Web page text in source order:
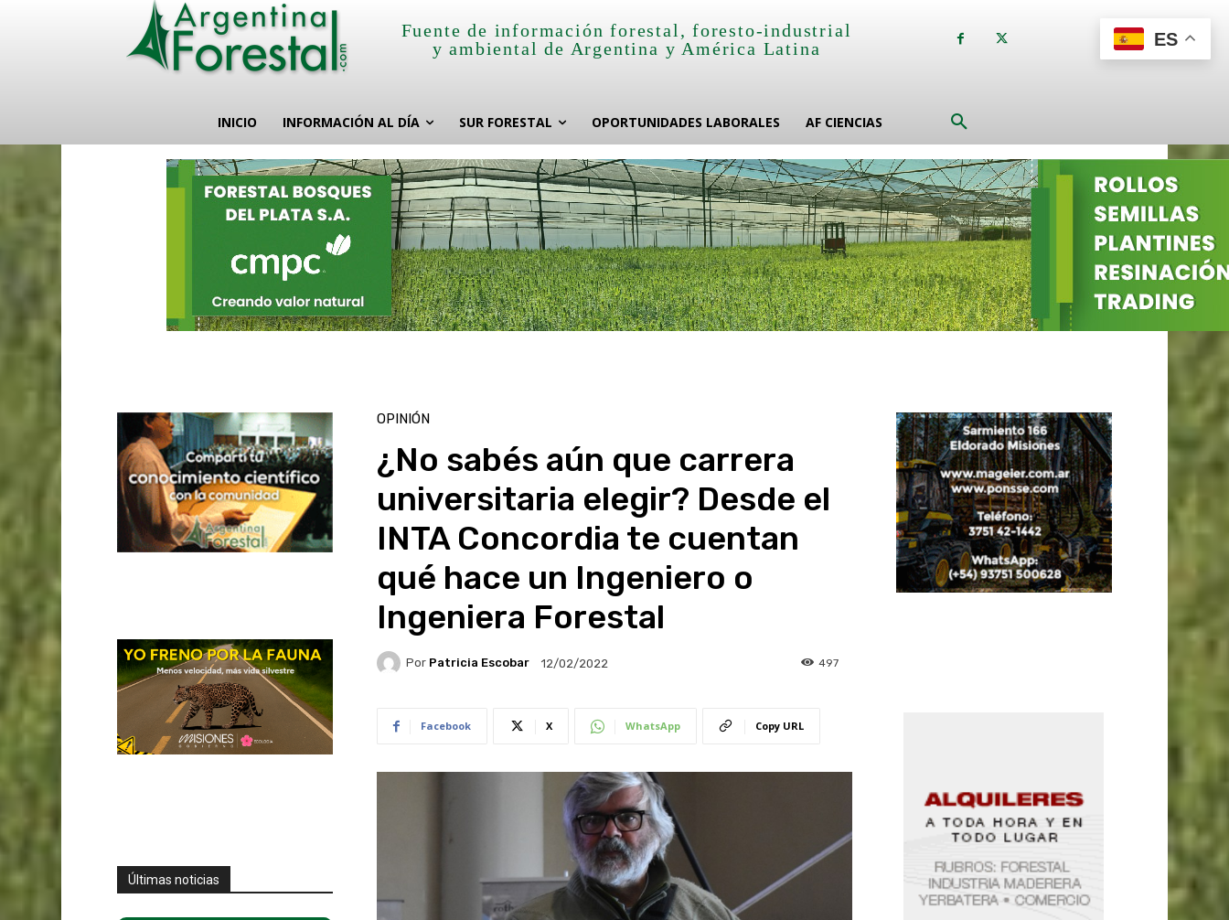
Fuente de información forestal, foresto-industrial
y ambiental de Argentina y América Latina
INICIO INFORMACIÓN AL DÍA SUR FORESTAL OPORTUNIDADES LABORALES AF CIENCIAS
Últimas noticias
OPINIÓN
¿No sabés aún que carrera
universitaria elegir? Desde el
INTA Concordia te cuentan
qué hace un Ingeniero o
Ingeniera Forestal
Por Patricia Escobar 12/02/2022 497
Facebook X WhatsApp Copy URL
ES